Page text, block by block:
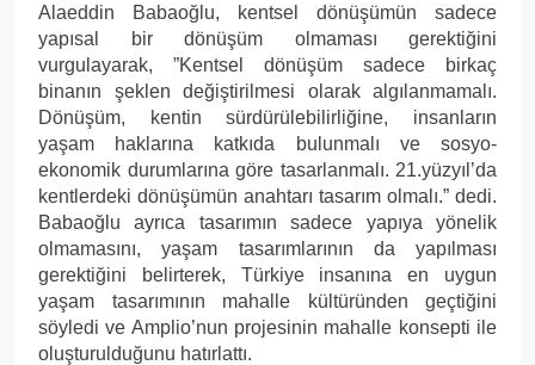
Alaeddin Babaoğlu, kentsel dönüşümün sadece
yapısal bir dönüşüm olmaması gerektiğini
vurgulayarak, ”Kentsel dönüşüm sadece birkaç
binanın şeklen değiştirilmesi olarak algılanmamalı.
Dönüşüm, kentin sürdürülebilirliğine, insanların
yaşam haklarına katkıda bulunmalı ve sosyo-
ekonomik durumlarına göre tasarlanmalı. 21.yüzyıl’da
kentlerdeki dönüşümün anahtarı tasarım olmalı.” dedi.
Babaoğlu ayrıca tasarımın sadece yapıya yönelik
olmamasını, yaşam tasarımlarının da yapılması
gerektiğini belirterek, Türkiye insanına en uygun
yaşam tasarımının mahalle kültüründen geçtiğini
söyledi ve Amplio’nun projesinin mahalle konsepti ile
oluşturulduğunu hatırlattı.